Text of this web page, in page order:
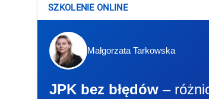
SZKOLENIE ONLINE
Małgorzata Tarkowska
JPK bez błędów –